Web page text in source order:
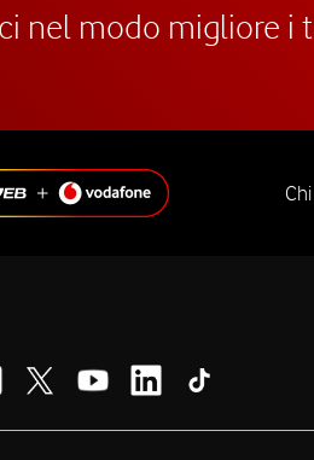
nel modo migliore i